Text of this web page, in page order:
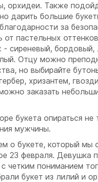
орхидеи. Также
дарить большие
за
пастельных
- сиреневый, бордовый,
Отцу можно
но выбирайте
хризантем,
заказать
букета опираться
мужчины.
о букете, который
23 февраля. Девушка
четким пониманием
букет из лилий и